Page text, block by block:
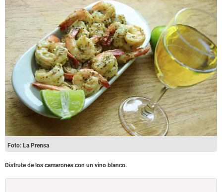
Foto: La Prensa
Disfrute de los camarones con un vino blanco.